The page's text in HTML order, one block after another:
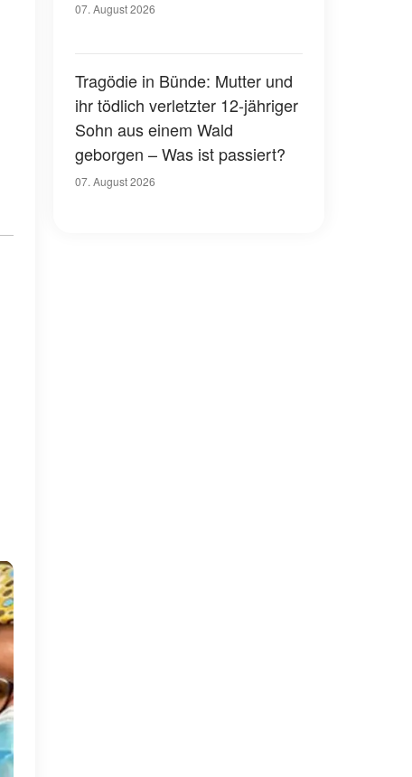
07. August 2026
Tragödie in Bünde: Mutter und
ihr tödlich verletzter 12-jähriger
Sohn aus einem Wald
geborgen – Was ist passiert?
07. August 2026